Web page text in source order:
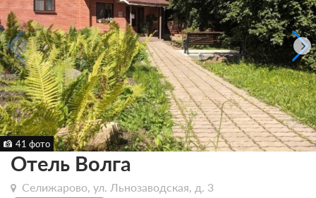
41 фото
Отель Волга
Селижарово, ул. Льнозаводская, д. 3